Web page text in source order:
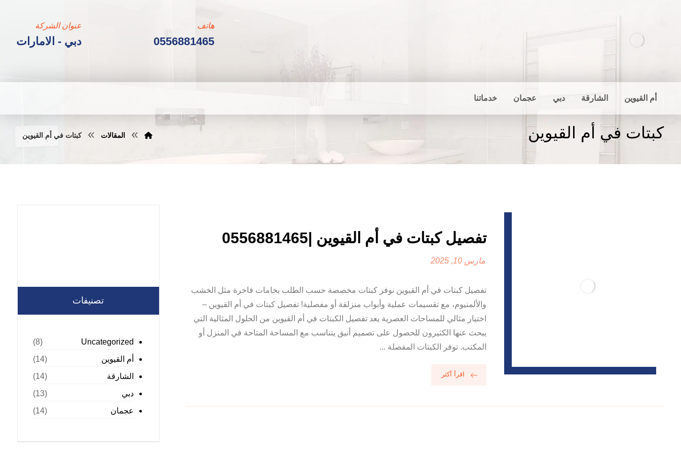
عنوان الشركة
دبي - الامارات
هاتف
0556881465
أم القيوين الشارقة دبي عجمان خدماتنا
كبتات في أم القيوين المقالات كبتات في أم القيوين
تفصيل كبتات في أم القيوين |0556881465
مارس 10, 2025
تفصيل كبتات في أم القيوين نوفر كبتات مخصصة حسب الطلب بخامات فاخرة مثل الخشب
والألمنيوم، مع تقسيمات عملية وأبواب منزلقة أو مفصلية! تفصيل كبتات في أم القيوين –
اختيار مثالي للمساحات العصرية يعد تفصيل الكبتات في أم القيوين من الحلول المثالية التي
يبحث عنها الكثيرون للحصول على تصميم أنيق يتناسب مع المساحة المتاحة في المنزل أو
المكتب. توفر الكبتات المفصلة ...
اقرأ أكثر
تصنيفات
Uncategorized
(8)
أم القيوين
(14)
الشارقة
(14)
دبي
(13)
عجمان
(14)